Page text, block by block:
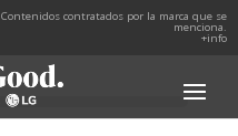
Contenidos contratados por la marca que se
menciona.
+info